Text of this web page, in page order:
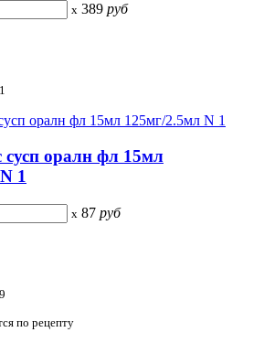
x 389 руб
сусп оралн фл 15мл
1
x 87 руб
по рецепту